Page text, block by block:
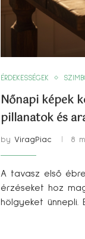
ÉRDEKESSÉGEK
Nőnapi képek
pillanatok és
by ViragPiac 8
A tavasz első
érzéseket hoz
hölgyeket ünnepli.